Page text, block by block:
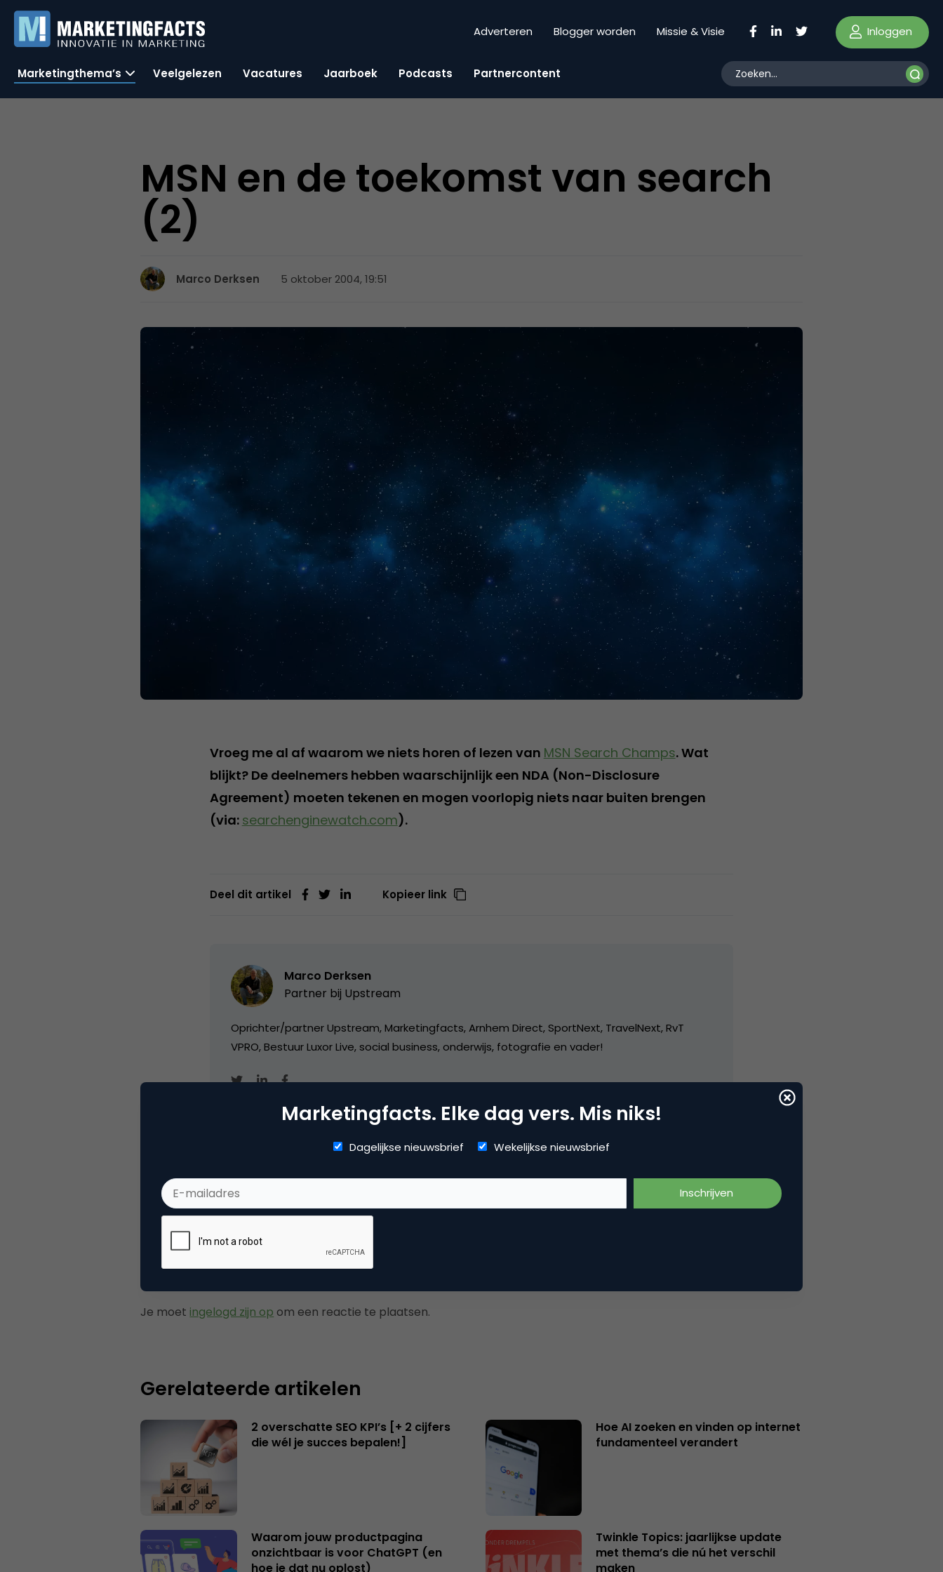
Adverteren Blogger worden Missie & Visie Inloggen
Marketingthema’s Veelgelezen Vacatures Jaarboek Podcasts Partnercontent
MSN en de toekomst van search
(2)
Marco Derksen 5 oktober 2004, 19:51
Vroeg me al af waarom we niets horen of lezen van MSN Search Champs. Wat
blijkt? De deelnemers hebben waarschijnlijk een NDA (Non-Disclosure
Agreement) moeten tekenen en mogen voorlopig niets naar buiten brengen
(via: searchenginewatch.com).
Deel dit artikel Kopieer link
Marco Derksen
Partner bij Upstream
Oprichter/partner Upstream, Marketingfacts, Arnhem Direct, SportNext, TravelNext, RvT
VPRO, Bestuur Luxor Live, social business, onderwijs, fotografie en vader!
Plaats reactie
Je moet ingelogd zijn op om een reactie te plaatsen.
Gerelateerde artikelen
2 overschatte SEO KPI’s [+ 2 cijfers
die wél je succes bepalen!]
Hoe AI zoeken en vinden op internet
fundamenteel verandert
Waarom jouw productpagina
onzichtbaar is voor ChatGPT (en
hoe je dat nu oplost)
Twinkle Topics: jaarlijkse update
met thema’s die nú het verschil
maken
Marketingfacts. Elke dag vers. Mis niks!
Dagelijkse nieuwsbrief Wekelijkse nieuwsbrief